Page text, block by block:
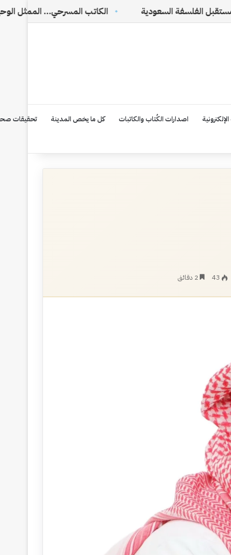
السعودية الكاتب المسرحي… الممثل الوحيد الذي لا
اصدارات الكُتاب والكاتبات كل ما يخص المدينة تحقيقات
43